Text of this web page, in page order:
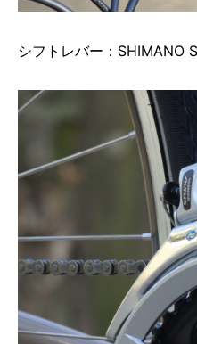
シフトレバー：SHIMANO